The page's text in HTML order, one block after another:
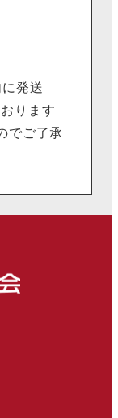
発送
ります
でご了承